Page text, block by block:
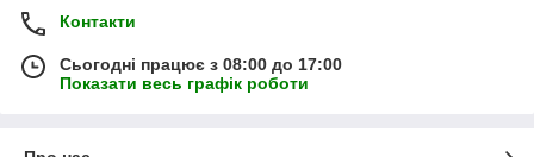
Контакти
Сьогодні працює з 08:00 до 17:00
Показати весь графік роботи